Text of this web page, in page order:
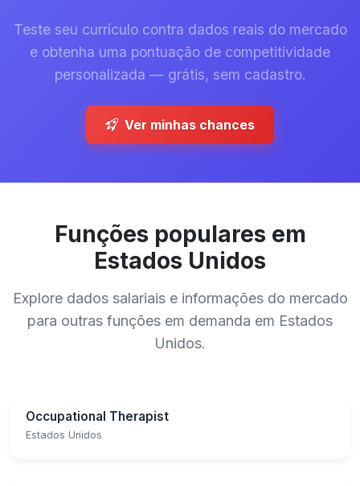
Teste seu currículo contra dados reais do mercado
e obtenha uma pontuação de competitividade
personalizada — grátis, sem cadastro.
Ver minhas chances
Funções populares em
Estados Unidos
Explore dados salariais e informações do mercado
para outras funções em demanda em Estados
Unidos.
Occupational Therapist
Estados Unidos